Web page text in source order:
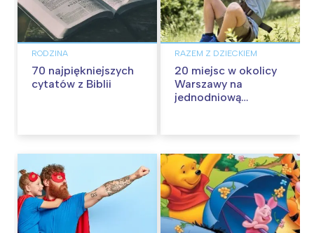
RODZINA
70 najpiękniejszych
cytatów z Biblii
RAZEM Z DZIECKIEM
20 miejsc w okolicy
Warszawy na
jednodniową